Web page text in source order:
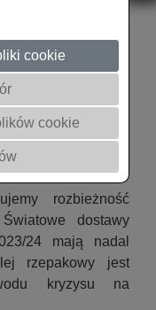
cookie
cookie
rzepaku,
profilu firmy
na stronie
rozbieżność
dostawy
24 mają nadal
rzepakowy jest
kryzysu na